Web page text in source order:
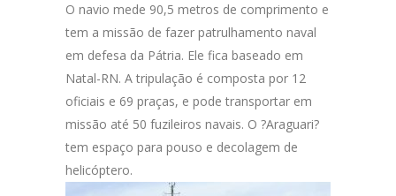
O navio mede 90,5 metros de comprimento e
tem a missão de fazer patrulhamento naval
em defesa da Pátria. Ele fica baseado em
Natal-RN. A tripulação é composta por 12
oficiais e 69 praças, e pode transportar em
missão até 50 fuzileiros navais. O ?Araguari?
tem espaço para pouso e decolagem de
helicóptero.